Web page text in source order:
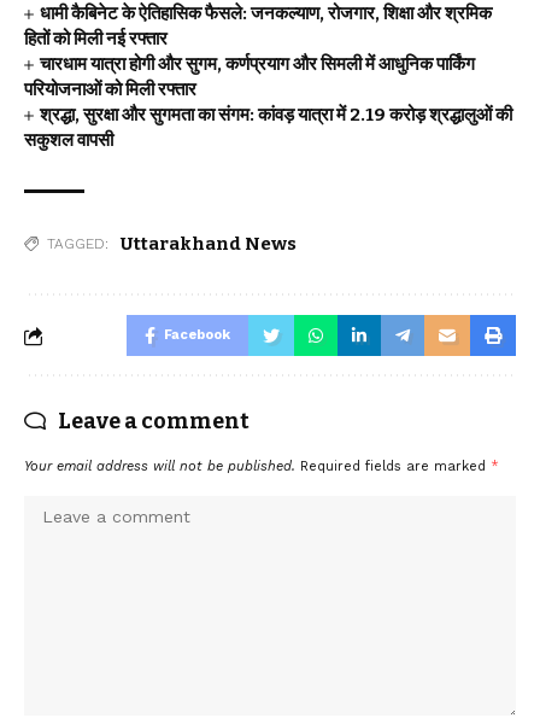
धामी कैबिनेट के ऐतिहासिक फैसले: जनकल्याण, रोजगार, शिक्षा और श्रमिक
हितों को मिली नई रफ्तार
चारधाम यात्रा होगी और सुगम, कर्णप्रयाग और सिमली में आधुनिक पार्किंग
परियोजनाओं को मिली रफ्तार
श्रद्धा, सुरक्षा और सुगमता का संगम: कांवड़ यात्रा में 2.19 करोड़ श्रद्धालुओं की
सकुशल वापसी
TAGGED: Uttarakhand News
Facebook
Leave a comment
Your email address will not be published. Required fields are marked *